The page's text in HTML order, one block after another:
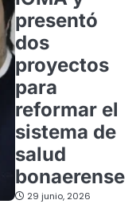
presentó
dos
proyectos
para
reformar el
sistema de
salud
bonaerense
29 junio, 2026